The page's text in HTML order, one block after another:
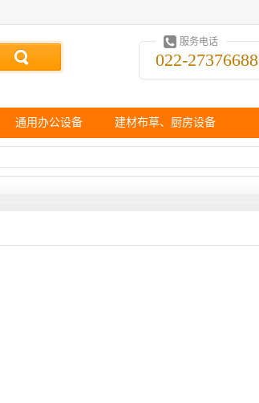
服务电话
022-27376688
通用办公设备 建材布草、厨房设备